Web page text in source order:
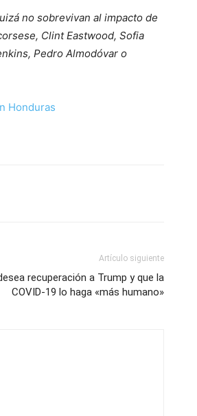
no sobrevivan al impacto de
Clint Eastwood, Sofia
Pedro Almodóvar o
Honduras
Artículo siguiente
recuperación a Trump y que la
COVID-19 lo haga «más humano»